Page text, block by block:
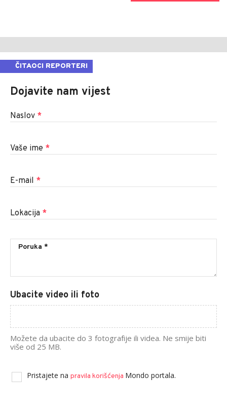
ČITAOCI REPORTERI
Dojavite nam vijest
Naslov *
Vaše ime *
E-mail *
Lokacija *
Ubacite video ili foto
Možete da ubacite do 3 fotografije ili videa. Ne smije biti
više od 25 MB.
Pristajete na pravila korišćenja Mondo portala.